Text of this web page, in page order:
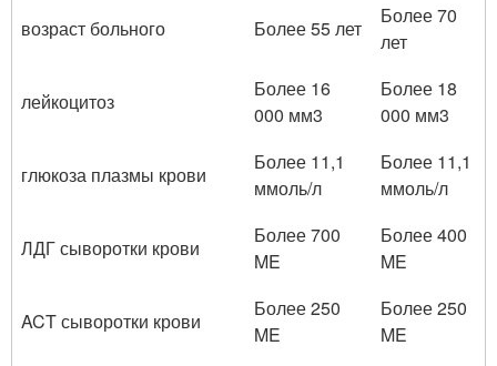
возраст больного Более 55 лет
Более 70
лет
лейкоцитоз
Более 16
000 мм3
Более 18
000 мм3
глюкоза плазмы крови
Более 11,1
ммоль/л
Более 11,1
ммоль/л
ЛДГ сыворотки крови
Более 700
ME
Более 400
ME
ACT сыворотки крови
Более 250
ME
Более 250
ME